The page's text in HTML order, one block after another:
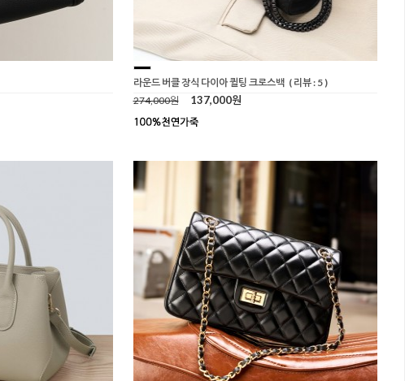
라운드 버클 장식 다이아 퀼팅 크로스백 ( 리뷰 : 5 )
274,000원
137,000원